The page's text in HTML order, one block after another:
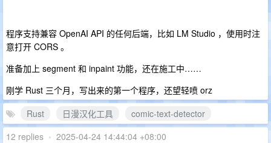
程序支持兼容 OpenAI API 的任何后端，比如 LM Studio ，使用时注
意打开 CORS 。
准备加上 segment 和 inpaint 功能，还在施工中……
刚学 Rust 三个月，写出来的第一个程序，还望轻喷 orz
Rust
日漫汉化工具
comic-text-detector
12 replies • 2025-04-24 14:44:04 +08:00